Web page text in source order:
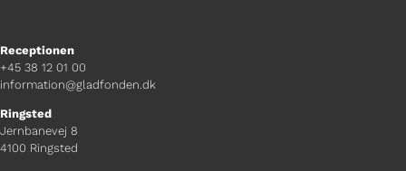
Receptionen
+45 38 12 01 00
information@gladfonden.dk
Ringsted
Jernbanevej 8
4100 Ringsted